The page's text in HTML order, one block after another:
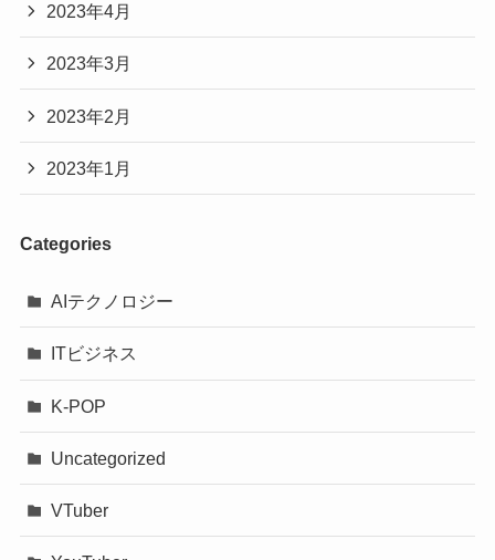
2023年4月
2023年3月
2023年2月
2023年1月
Categories
AIテクノロジー
ITビジネス
K-POP
Uncategorized
VTuber